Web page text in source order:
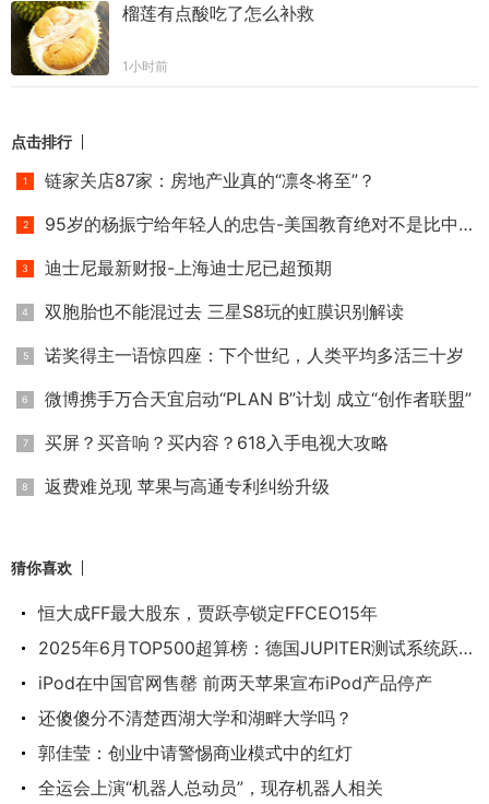
榴莲有点酸吃了怎么补救
1小时前
点击排行
链家关店87家：房地产业真的“凛冬将至”？
95岁的杨振宁给年轻人的忠告-美国教育绝对不是比中国好
迪士尼最新财报-上海迪士尼已超预期
双胞胎也不能混过去 三星S8玩的虹膜识别解读
诺奖得主一语惊四座：下个世纪，人类平均多活三十岁
微博携手万合天宜启动“PLAN B”计划 成立“创作者联盟”
买屏？买音响？买内容？618入手电视大攻略
返费难兑现 苹果与高通专利纠纷升级
猜你喜欢
恒大成FF最大股东，贾跃亭锁定FFCEO15年
2025年6月TOP500超算榜：德国JUPITER测试系统跃居第
iPod在中国官网售罄 前两天苹果宣布iPod产品停产
还傻傻分不清楚西湖大学和湖畔大学吗？
郭佳莹：创业中请警惕商业模式中的红灯
全运会上演“机器人总动员”，现存机器人相关